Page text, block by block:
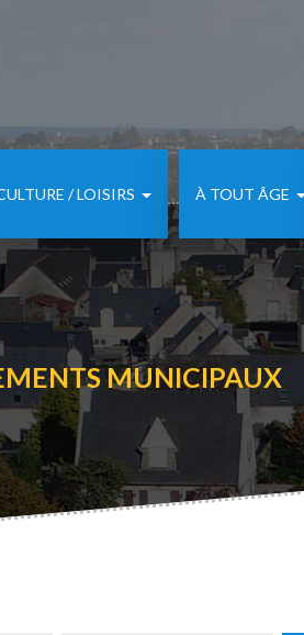
/ LOISIRS À TOUT ÂGE
MUNICIPAUX